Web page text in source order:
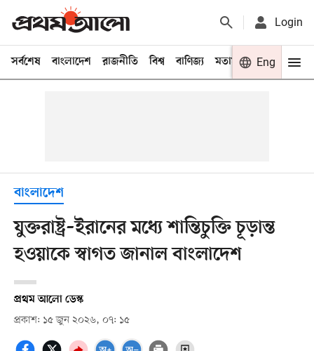
Login
সর্বশেষ বাংলাদেশ রাজনীতি বিশ্ব বাণিজ্য মতামত খেলা
Eng
বাংলাদেশ
যুক্তরাষ্ট্র–ইরানের মধ্যে শান্তিচুক্তি চূড়ান্ত
হওয়াকে স্বাগত জানাল বাংলাদেশ
প্রথম আলো ডেস্ক
প্রকাশ: ১৫ জুন ২০২৬, ০৭: ১৫